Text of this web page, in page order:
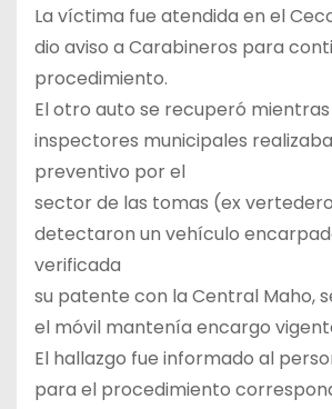
La víctima fue atendida en el
dio aviso a Carabineros para
procedimiento.
El otro auto se recuperó mientras
inspectores municipales
preventivo por el
sector de las tomas (ex
detectaron un vehículo
verificada
su patente con la Central Maho,
el móvil mantenía encargo
El hallazgo fue informado al
para el procedimiento